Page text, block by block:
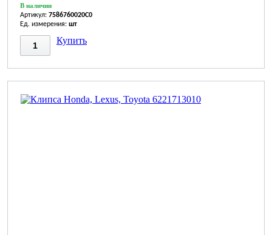
В наличии
Артикул: 7586760020C0
Ед. измерения: шт
Купить